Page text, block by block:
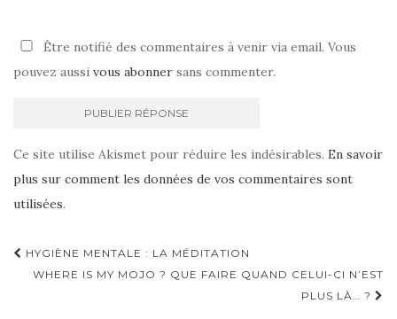
Être notifié des commentaires à venir via email. Vous
pouvez aussi vous abonner sans commenter.
Ce site utilise Akismet pour réduire les indésirables. En savoir
plus sur comment les données de vos commentaires sont
utilisées.
Navigation
d'article
HYGIÈNE MENTALE : LA MÉDITATION
WHERE IS MY MOJO ? QUE FAIRE QUAND CELUI-CI N’EST
PLUS LÀ… ?